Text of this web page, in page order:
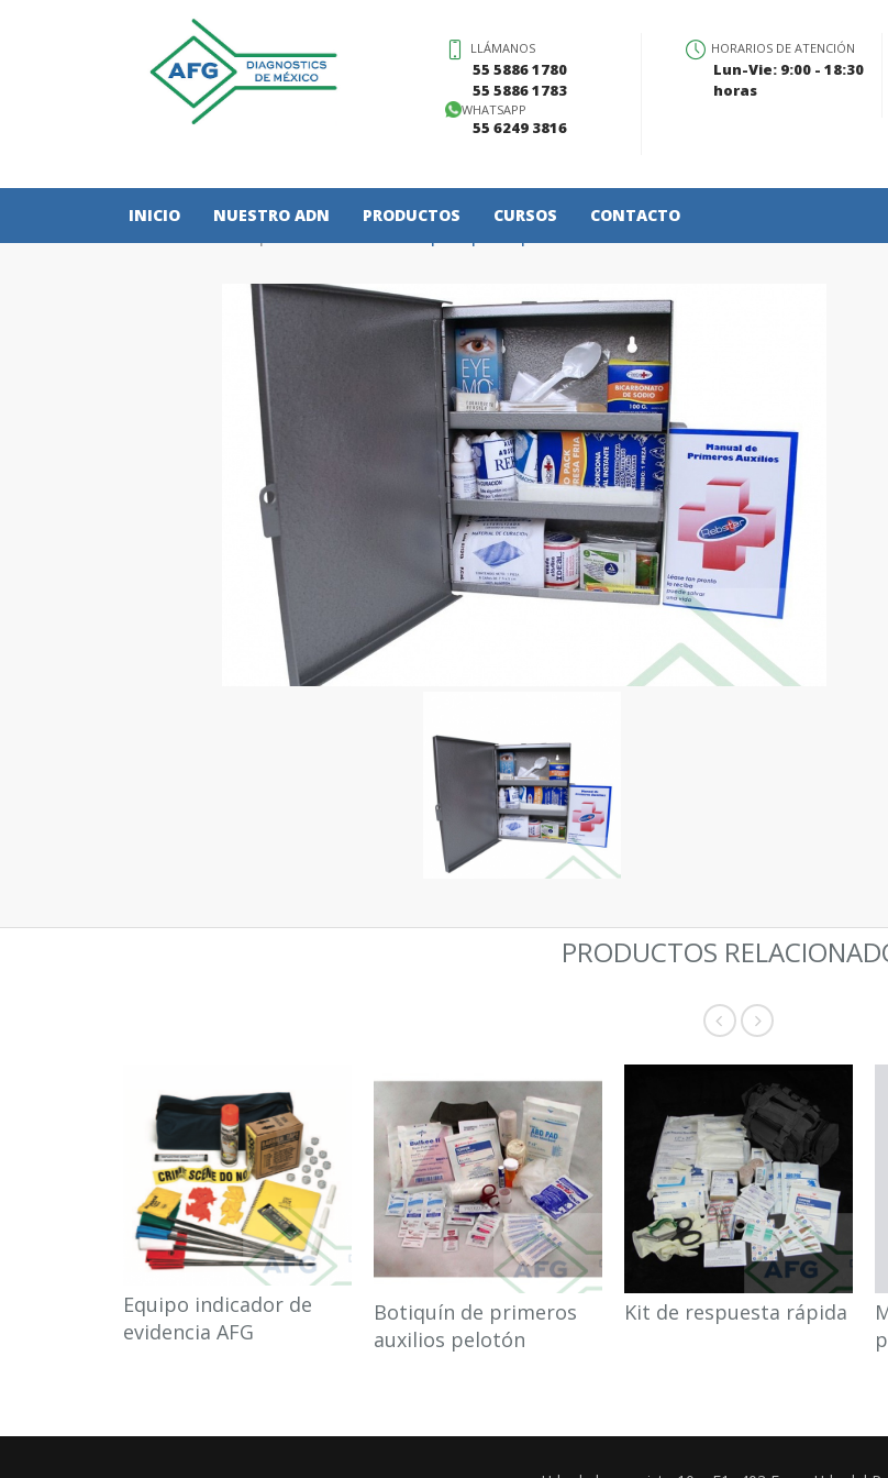
LLÁMANOS
55 5886 1780
55 5886 1783
WHATSAPP
55 6249 3816
HORARIOS DE ATENCIÓN
Lun-Vie: 9:00 - 18:30
horas
INICIO NUESTRO ADN PRODUCTOS CURSOS CONTACTO
PRODUCTOS
Equipo indicador de
evidencia AFG
Botiquín de primeros
auxilios pelotón
Kit de respuesta rápida